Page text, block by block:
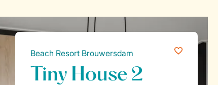
Beach Resort Brouwersdam
Tiny House 2